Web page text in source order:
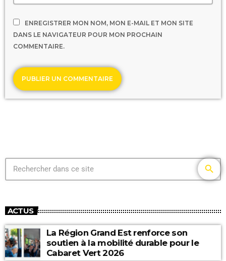
ENREGISTRER MON NOM, MON E-MAIL ET MON SITE
DANS LE NAVIGATEUR POUR MON PROCHAIN
COMMENTAIRE.
search
ACTUS
La Région Grand Est renforce son
soutien à la mobilité durable pour le
Cabaret Vert 2026